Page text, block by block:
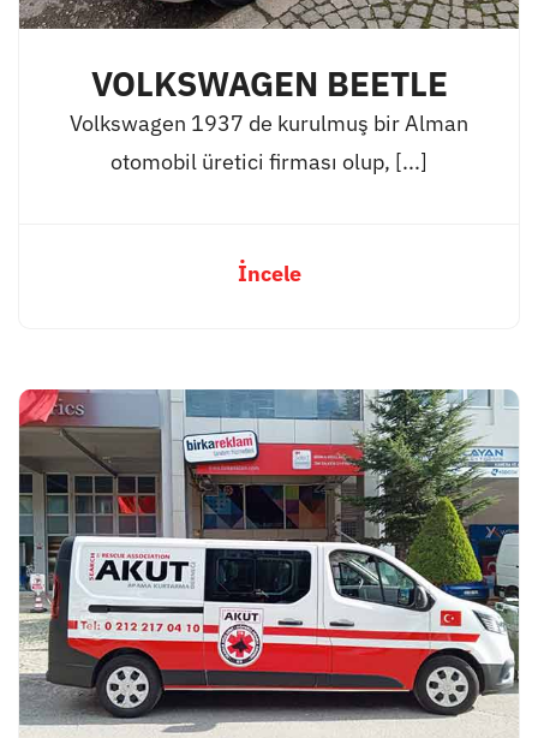
VOLKSWAGEN BEETLE
Volkswagen 1937 de kurulmuş bir Alman
otomobil üretici firması olup, [...]
İncele